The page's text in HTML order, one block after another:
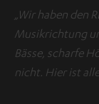
„Wir haben den
Musikrichtung
Bässe, scharfe
nicht. Hier ist